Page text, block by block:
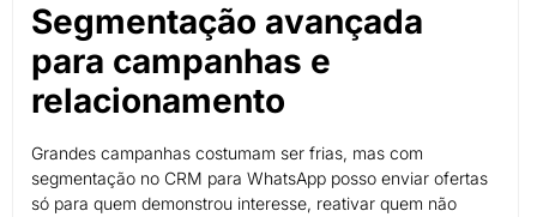
Segmentação avançada
para campanhas e
relacionamento
Grandes campanhas costumam ser frias, mas com
segmentação no CRM para WhatsApp posso enviar ofertas
só para quem demonstrou interesse, reativar quem não